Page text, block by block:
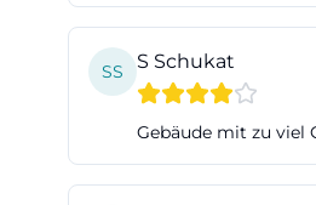
SS S Schukat
Gebäude mit zu viel